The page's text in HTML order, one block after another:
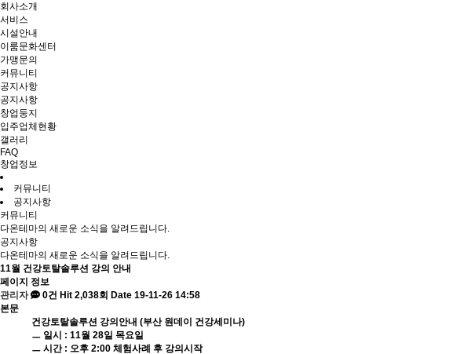
회사소개
서비스
시설안내
이룸문화센터
가맹문의
커뮤니티
공지사항
공지사항
창업둥지
입주업체현황
갤러리
FAQ
창업정보
커뮤니티
공지사항
커뮤니티
다온테마의 새로운 소식을 알려드립니다.
공지사항
다온테마의 새로운 소식을 알려드립니다.
11월 건강토탈솔루션 강의 안내
페이지 정보
관리자
0건 Hit 2,038회 Date 19-11-26 14:58
본문
건강토탈솔루션 강의안내 (부산 원데이 건강세미나)
ㅡ 일시 : 11월 28일 목요일
ㅡ 시간 : 오후 2:00 체험사례 후 강의시작